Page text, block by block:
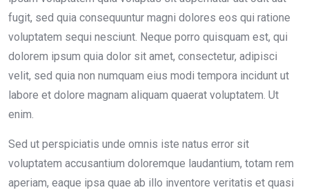
fugit, sed quia consequuntur magni dolores eos qui ratione
voluptatem sequi nesciunt. Neque porro quisquam est, qui
dolorem ipsum quia dolor sit amet, consectetur, adipisci
velit, sed quia non numquam eius modi tempora incidunt ut
labore et dolore magnam aliquam quaerat voluptatem. Ut
enim.
Sed ut perspiciatis unde omnis iste natus error sit
voluptatem accusantium doloremque laudantium, totam rem
aperiam, eaque ipsa quae ab illo inventore veritatis et quasi